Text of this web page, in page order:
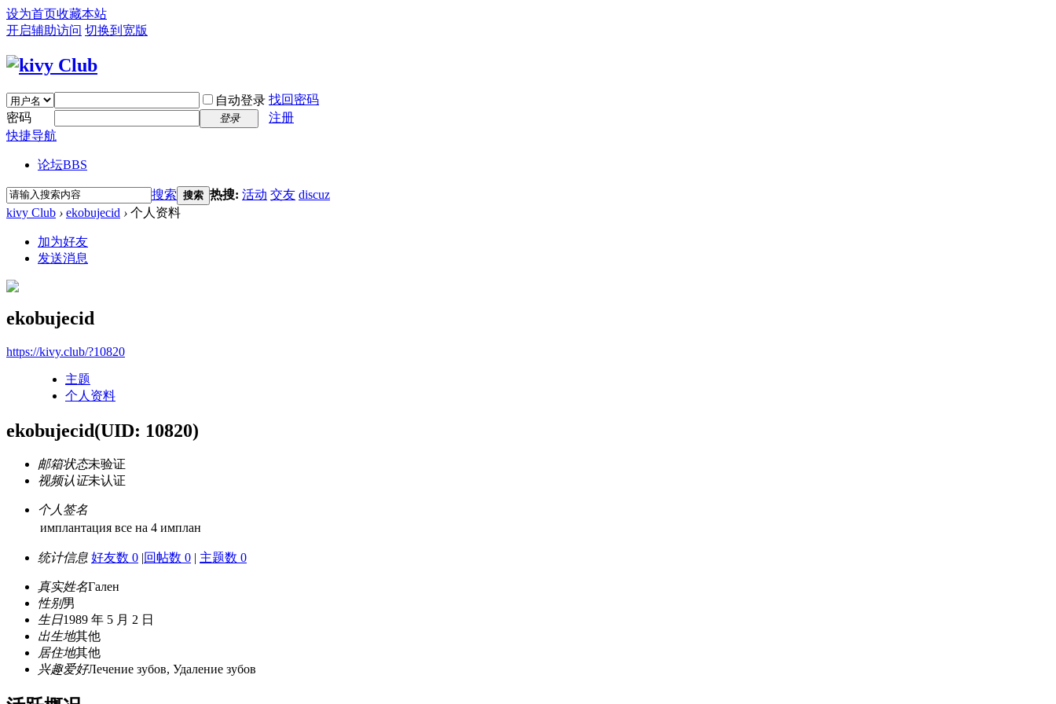
设为首页收藏本站
开启辅助访问 切换到宽版
自动登录 找回密码
密码
登录
注册
快捷导航
论坛BBS
搜索 搜索 热搜: 活动 交友 discuz
kivy Club › ekobujecid › 个人资料
加为好友
发送消息
ekobujecid
https://kivy.club/?10820
主题
个人资料
ekobujecid(UID: 10820)
邮箱状态未验证
视频认证未认证
个人签名
имплантация все на 4 имплан
统计信息 好友数 0 |回帖数 0 | 主题数 0
真实姓名Гален
性别男
生日1989 年 5 月 2 日
出生地其他
居住地其他
兴趣爱好Лечение зубов, Удаление зубов